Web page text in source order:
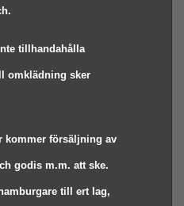
tillhandahålla
omklädning sker
kommer försäljning av
godis m.m. att ske.
till ert lag,